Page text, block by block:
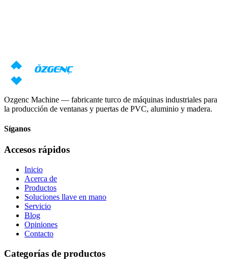
Solicitar precio Descargar catálogo
Ozgenc Machine — fabricante turco de máquinas industriales para
la producción de ventanas y puertas de PVC, aluminio y madera.
Síganos
Accesos rápidos
Inicio
Acerca de
Productos
Soluciones llave en mano
Servicio
Blog
Opiniones
Contacto
Categorías de productos